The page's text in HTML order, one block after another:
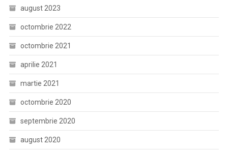
august 2023
octombrie 2022
octombrie 2021
aprilie 2021
martie 2021
octombrie 2020
septembrie 2020
august 2020